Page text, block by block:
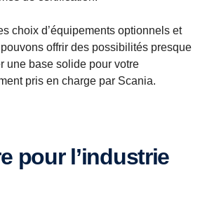
choix d’équipements optionnels et
offrir des possibilités presque
une base solide pour votre
pris en charge par Scania.